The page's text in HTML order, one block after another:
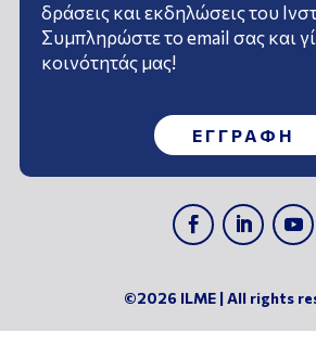
δράσεις και εκδηλώσεις του
Συμπληρώστε το email σας και
κοινότητάς μας!
ΕΓΓΡΑΦΗ
©2026 ILME | All rights